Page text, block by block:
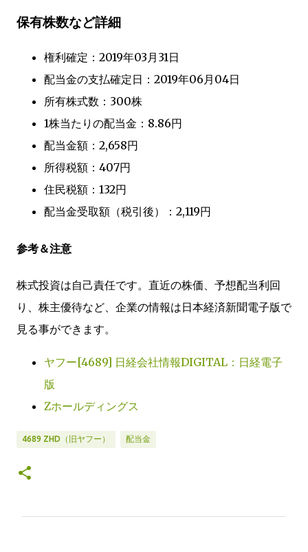
保有株数など詳細
権利確定：2019年03月31日
配当金の支払確定日：2019年06月04日
所有株式数：300株
1株当たりの配当金：8.86円
配当金額：2,658円
所得税額：407円
住民税額：132円
配当金受取額（税引後）：2,119円
参考＆注意
株式投資は自己責任です。直近の株価、予想配当利回
り、株主優待など、企業の情報は日本経済新聞電子版で
見る事ができます。
ヤフー[4689] 日経会社情報DIGITAL：日経電子
版
Zホールディングス
4689 ZHD（旧ヤフー） 配当金